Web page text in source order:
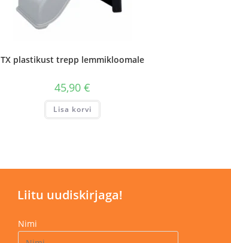
TX plastikust trepp lemmikloomale
45,90 €
Lisa korvi
Liitu uudiskirjaga!
Nimi